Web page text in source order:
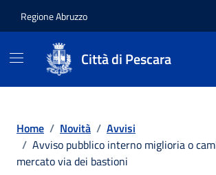
Regione Abruzzo
Città di Pescara
Home / Novità / Avvisi
/ Avviso pubblico interno miglioria o
mercato via dei bastioni